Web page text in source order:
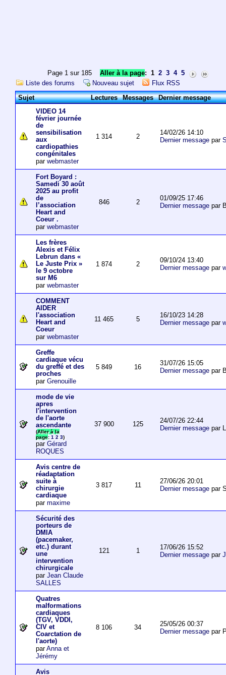
Page 1 sur 185Aller à la page: 1 2 3 4 5
Liste des forums
Nouveau sujet
Flux RSS
Sujet
Lectures Messages Dernier message
VIDEO 14
février journée
de
sensibilisation
aux
cardiopathies
congénitales
par webmaster
1 314 2
14/02/26 14:10
Dernier messagepar
Fort Boyard :
Samedi 30 août
2025 au profit
de
l’association
Heart and
Coeur .
par webmaster
846 2
01/09/25 17:46
Dernier messagepar
Les frères
Alexis et Félix
Lebrun dans «
Le Juste Prix »
le 9 octobre
sur M6
par webmaster
1 874 2
09/10/24 13:40
Dernier messagepar
COMMENT
AIDER
l'association
Heart and
Coeur
par webmaster
11 465 5
16/10/23 14:28
Dernier messagepar
Greffe
cardiaque vécu
du greffé et des
proches
par Grenouille
5 849 16
31/07/26 15:05
Dernier messagepar
mode de vie
apres
l'intervention
de l'aorte
ascendante
(Aller à la
page: 1 2 3)
par Gérard
ROQUES
37 900 125
24/07/26 22:44
Dernier messagepar
Avis centre de
réadaptation
suite à
chirurgie
cardiaque
par maxime
3 817 11
27/06/26 20:01
Dernier messagepar
Sécurité des
porteurs de
DMIA
(pacemaker,
etc.) durant
une
intervention
chirurgicale
par Jean Claude
SALLES
121 1
17/06/26 15:52
Dernier messagepar
Quatres
malformations
cardiaques
(TGV, VDDI,
CIV et
Coarctation de
l'aorte)
parAnna et
Jérémy
8 106 34
25/05/26 00:37
Dernier messagepar
Avis